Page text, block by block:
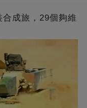
成旅，29個夠維